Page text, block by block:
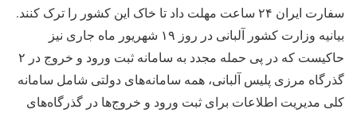
سفارت ایران ۲۴ ساعت مهلت داد تا خاک این کشور را ترک کنند.
بیانیه وزارت کشور آلبانی در روز ۱۹ شهریور ماه جاری نیز
حاکیست که در پی حمله مجدد به سامانه ثبت ورود و خروج در ۲
گذرگاه مرزی پلیس آلبانی، همه سامانه‌های دولتی شامل سامانه
کلی مدیریت اطلاعات برای ثبت ورود و خروج‌ها در گذرگاه‌های